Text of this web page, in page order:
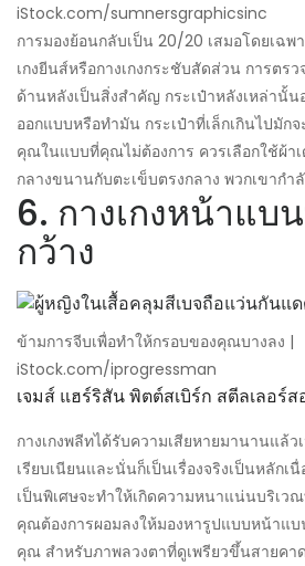
iStock.com/sumnersgraphicsinc
การมองย้อนกลับเป็น 20/20 เสมอโดยเฉพ
เกงยีนส์หรือกางเกงกระชับสัดส่วน การตร
ด้านหลังเป็นสิ่งสำคัญ กระเป๋าหลังเหล่านั้น
ออกแบบหรือทำมัน กระเป๋าที่เล็กเกินไปมัก
คุณในแบบที่คุณไม่ต้องการ ควรเลือกใช้ผ้า
กลางขนานกับตะเข็บตรงกลาง พวกเขากำ
6. กางเกงหน้าแบ
กว้าง
ข้ามการจีบเพื่อทำให้กรอบของคุณบางลง |
iStock.com/iprogressman
เจมส์ แฮร์ริสัน พิตต์สเบิร์ก สตีลเลอร์ส
กางเกงพลีทได้รับความเสียหายมานานแล้
เรียบเนียนและนั่นก็เป็นเรื่องจริงเป็นหลักเ
เป็นพิเศษจะทำให้เกิดความหนาแน่นบริเว
คุณต้องการผอมลงให้มองหารูปแบบหน้าแบ
คุณ สำหรับภาพลวงตาที่ดูเพรียวขึ้นสายคา